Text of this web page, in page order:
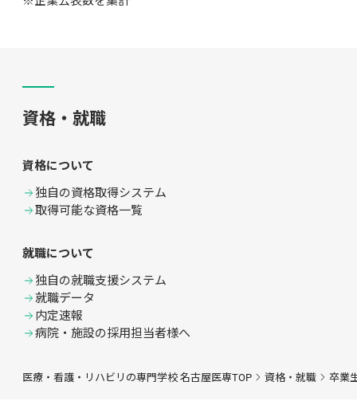
資格・就職
資格について
独自の資格取得システム
取得可能な資格一覧
就職について
独自の就職支援システム
就職データ
内定速報
病院・施設の採用担当者様へ
医療・看護・リハビリの専門学校 名古屋医専TOP 資格・就職 卒業